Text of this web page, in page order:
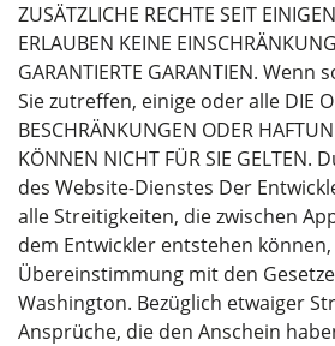
ZUSÄTZLICHE RECHTE SEIT
ERLAUBEN KEINE
GARANTIERTE GARANTIEN. Wenn
Sie zutreffen, einige oder alle DIE
BESCHRÄNKUNGEN ODER
KÖNNEN NICHT FÜR SIE GELTEN.
des Website-Dienstes Der
alle Streitigkeiten, die zwischen
dem Entwickler entstehen
Übereinstimmung mit den
Washington. Bezüglich etwaiger
Ansprüche, die den Anschein